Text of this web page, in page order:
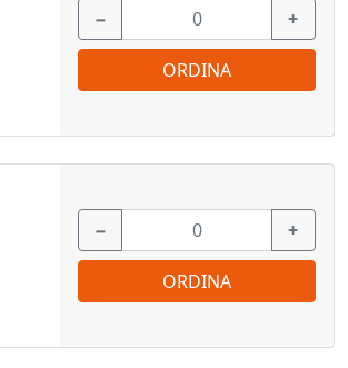
− +
ORDINA
− +
ORDINA